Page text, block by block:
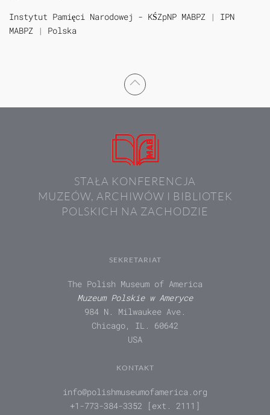
Instytut Pamięci Narodowej - KŚZpNP MABPZ | IPN
MABPZ | Polska
STAŁA KONFERENCJA
MUZEÓW, ARCHIWÓW I BIBLIOTEK
POLSKICH NA ZACHODZIE
SEKRETARIAT
The Polish Museum of America
Muzeum Polskie w Ameryce
984 N. Milwaukee Ave.
Chicago, IL. 60642
USA
KONTAKT
info@polishmuseumofamerica.org
+1-773-384-3352 [ext. 2111]